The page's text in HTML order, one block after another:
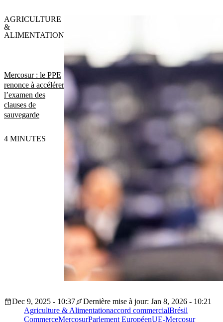
Mercosur : le PPE
renonce à accélérer
l’examen des
clauses de
sauvegarde
AGRICULTURE
&
ALIMENTATION
4 MINUTES
Dec 9, 2025 - 10:37
Dernière mise à jour: Jan 8, 2026 - 10:21
Agriculture & Alimentationaccord commercialBrésil
CommerceMercosurParlement EuropéenUE-Mercosur